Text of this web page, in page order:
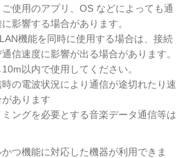
使用のアプリ、OS などによっても通
影響する場合があります。
機能を同時に使用する場合は、接続
信速度に影響が出る場合があります。
以内で使用してください。
の電波状況により通信が途切れたり速
あります
ミングを必要とする音楽データ通信等は
つ機能に対応した機器が利用できま